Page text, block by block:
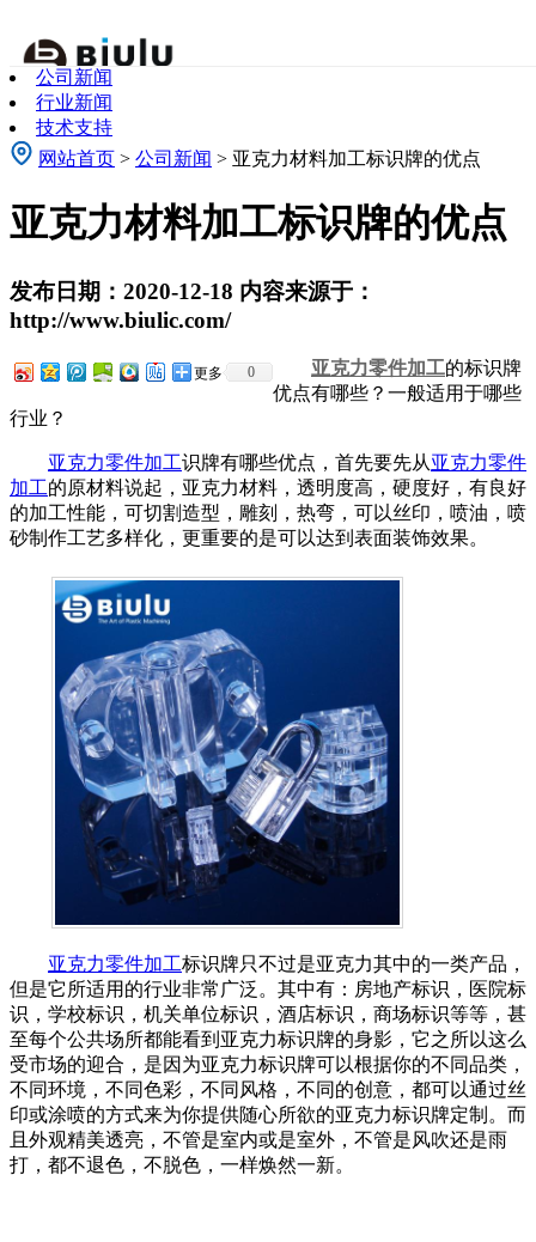
公司新闻
行业新闻
技术支持
网站首页 > 公司新闻 > 亚克力材料加工标识牌的优点
亚克力材料加工标识牌的优点
发布日期：2020-12-18 内容来源于：
http://www.biulic.com/
更多 0 亚克力零件加工的标识牌
优点有哪些？一般适用于哪些
行业？
亚克力零件加工识牌有哪些优点，首先要先从亚克力零件
加工的原材料说起，亚克力材料，透明度高，硬度好，有良好
的加工性能，可切割造型，雕刻，热弯，可以丝印，喷油，喷
砂制作工艺多样化，更重要的是可以达到表面装饰效果。
亚克力零件加工标识牌只不过是亚克力其中的一类产品，
但是它所适用的行业非常广泛。其中有：房地产标识，医院标
识，学校标识，机关单位标识，酒店标识，商场标识等等，甚
至每个公共场所都能看到亚克力标识牌的身影，它之所以这么
受市场的迎合，是因为亚克力标识牌可以根据你的不同品类，
不同环境，不同色彩，不同风格，不同的创意，都可以通过丝
印或涂喷的方式来为你提供随心所欲的亚克力标识牌定制。而
且外观精美透亮，不管是室内或是室外，不管是风吹还是雨
打，都不退色，不脱色，一样焕然一新。